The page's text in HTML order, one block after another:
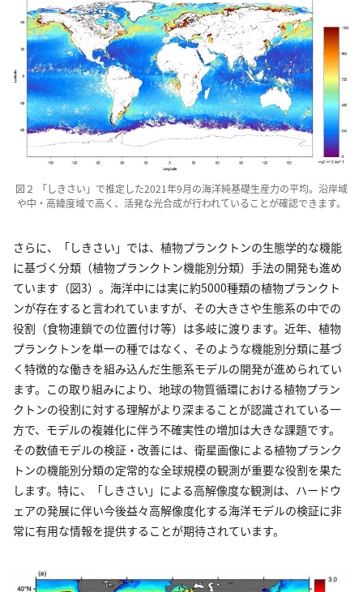
図２ 「しきさい」で推定した2021年9月の海洋純基礎生産力の平均。沿岸域
や中・高緯度域で高く、活発な光合成が行われていることが確認できます。
さらに、「しきさい」では、植物プランクトンの生態学的な機能
に基づく分類（植物プランクトン機能別分類）手法の開発も進め
ています（図3）。海洋中には実に約5000種類の植物プランクト
ンが存在すると言われていますが、その大きさや生態系の中での
役割（食物連鎖での位置付け等）は多岐に渡ります。近年、植物
プランクトンを単一の種ではなく、そのような機能別分類に基づ
く特徴的な働きを組み込んだ生態系モデルの開発が進められてい
ます。この取り組みにより、地球の物質循環における植物プラン
クトンの役割に対する理解がより深まることが認識されている一
方で、モデルの複雑化に伴う不確実性の増加は大きな課題です。
その数値モデルの検証・改善には、衛星画像による植物プランク
トンの機能別分類の定常的な全球規模の観測が重要な役割を果た
します。特に、「しきさい」による高解像度な観測は、ハードウ
ェアの発展に伴い今後益々高解像度化する海洋モデルの検証に非
常に有用な情報を提供することが期待されています。